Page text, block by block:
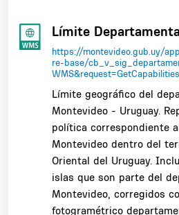
Límite
https://montevideo.gub.uy/
re-base/
WMS&request=GetCapabilities
Límite geográfico del
Montevideo - Uruguay.
política correspondiente
Montevideo dentro del
Oriental del Uruguay.
islas que son parte del
Montevideo, corregidos
fotogramétrico